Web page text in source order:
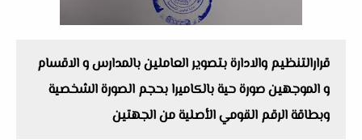
قرارالتنظيم والادارة بتصوير العاملين بالمدارس و الاقسام
و الموجهين صورة حية بالكاميرا بحجم الصورة الشخصية
وبطاقة الرقم القومي الأصلية من الجهتين